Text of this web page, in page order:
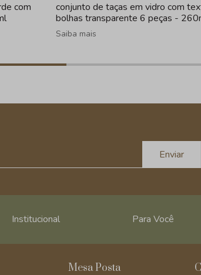
com
conjunto de taças em vidro com
bolhas transparente 6 peças -
Saiba mais
Enviar
Institucional Para Você
Mesa Posta